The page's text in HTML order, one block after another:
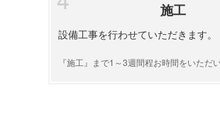
施工
設備工事を行わせていただきます。
『施工』まで1～3週間程お時間をいただ